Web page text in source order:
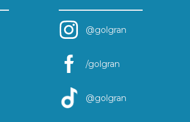
@golgran
/golgran
@golgran